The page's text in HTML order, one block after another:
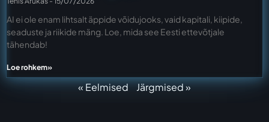
AI ei ole enam lihtsalt äppide võidujooks, vaid kapitali, kiipide,
seaduste ja riikide mäng. Loe, mida see Eesti ettevõtjale
tähendab!
Loe rohkem»
« Eelmised Järgmised »